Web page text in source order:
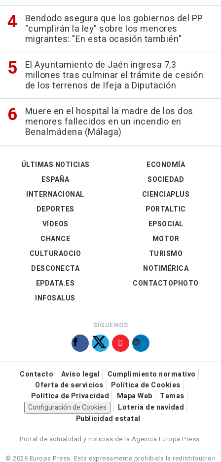
Bendodo asegura que los gobiernos del PP
"cumplirán la ley" sobre los menores
migrantes: "En esta ocasión también"
El Ayuntamiento de Jaén ingresa 7,3
millones tras culminar el trámite de cesión
de los terrenos de Ifeja a Diputación
Muere en el hospital la madre de los dos
menores fallecidos en un incendio en
Benalmádena (Málaga)
ÚLTIMAS NOTICIAS
ESPAÑA
INTERNACIONAL
DEPORTES
VÍDEOS
ECONOMÍA
SOCIEDAD
CIENCIAPLUS
PORTALTIC
EPSOCIAL
CHANCE
CULTURAOCIO
DESCONECTA
EPDATA.ES
INFOSALUS
MOTOR
TURISMO
NOTIMÉRICA
CONTACTOPHOTO
SÍGUENOS
Contacto Aviso legal
Cumplimiento normativo
Oferta de servicios
Política de Cookies
Política de Privacidad
Mapa Web
Temas
Configuración de Cookies
Loteria de navidad
Publicidad estatal
Portal de actualidad y noticias de la Agencia Europa Press.
© 2026 Europa Press. Está expresamente prohibida la redistribución